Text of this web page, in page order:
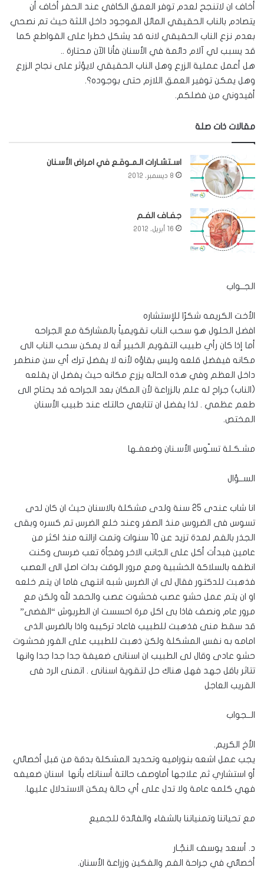
أخاف ان لاتنجح لعدم توفر العمق الكافي عند الحفر أخاف أن
يتصادم بالناب الحقيقي المائل الموجود داخل اللثة حيث تم نصحي
بعدم نزع الناب الحقيقي لانه قد يشكل خطرا على القواطع كما
قد يسبب لي آلام دائمة في الأسنان فأنا الآن محتارة ..
هل أعمل عملية الزرع وهل الناب الحقيقي لايؤثر على نجاح الزرع
وهل يمكن توفير العمق اللازم حتى بوجوده؟.
أفيدوني من فضلكم.
مقالات ذات صلة
اسـتشـارات الـمـوقـع في امراض الأسـنان
8 ديسمبر، 2012
جفـاف الفـم
16 أبريل، 2012
الجــواب
الأخت الكريمه شكرًا للإستشاره
افضل الحلول هو سحب الناب تقويمياً بالمشاركة مع الجراحه
أما إذا كان رأي طبيب التقويم الخبير أنه لا يمكن سحب الناب الى
مكانه فيفضل قلعه وليس بقاؤه لأنه لا يفضل ترك أي سن منطمر
داخل العظم وفي هذه الحاله يزرع مكانه حيث يفضل ان يقلعه
(الناب) جراح له علم بالزراعة لأن المكان بعد الجراحه قد يحتاج الى
طعم عظمي . لذا يفضل ان تتابعي حالتك عند طبيب الأسنان
المختص.
مشـكـلة تسـّوس الأسـنان وضعفـها
الســؤال
انا شاب عندى 25 سنة ولدى مشكلة بالاسنان حيث ان كان لدى
تسوس فى الضروس منذ الصغر وعند خلع الضرس تم كسره وبقى
الجذر بالفم لمدة تزيد عن 10 سنوات وتمت ازالته منذ اكثر من
عامين فبدأت أكل على الجانب الاخر وفجأة تعب ضرسى وكنت
انظفه بالسلاكة الخشبية ومع مرور الوقت بدات اصل الى العصب
فذهبت للدكتور فقال لى ان الضرس شبه انتهى فاما ان يتم خلعه
او ان يتم عمل حشو عصب فحشوت عصب والحمد لله ولكن مع
مرور عام ونصف فاذا بى اكل مرة احسست ان الطربوش “الفضى”
قد سقط منى فذهبت للطبيب فاعاد تركيبه واذا بالضرس الذى
امامه به نفس المشكلة ولكن ذهبت للطبيب على الفور فحشوت
حشو عادى وقال لى الطبيب ان اسنانى ضعيفة جدا جدا جدا وانها
تتاثر باقل جهد فهل هناك حل لتقوية اسنانى . اتمنى الرد فى
القريب العاجل
الــجواب
الأخ الكريم.
يجب عمل اشعه بنوراميه وتحديد المشكلة بدقة من قبل أخصائي
أو استشاري ثم علاجها أماوصف حالتة أسنانك بأنها اسنان ضعيفه
فهي كلمه عامة ولا تدل على أي حالة يمكن الاستدلال عليها.
مع تحياتنا وتمنياتنا بالشفاء والفائدة للجميع
د. أسعد يوسف النجّـار
أخصائي في جراحة الفم والفكين وزراعة الأسنان.